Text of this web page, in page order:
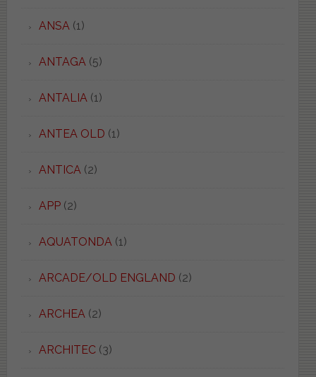
ANSA(1)
ANTAGA(5)
ANTALIA(1)
ANTEA OLD (1)
ANTICA(2)
APP(2)
AQUATONDA(1)
ARCADE/OLD ENGLAND (2)
ARCHEA(2)
ARCHITEC(3)